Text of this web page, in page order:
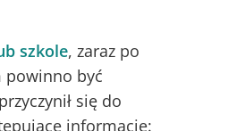
szkole, zaraz po
powinno być
się do
informacje: